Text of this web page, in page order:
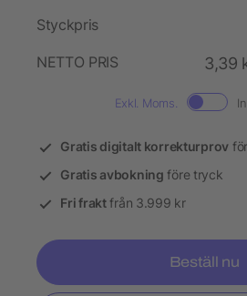
Styckpris
NETTO PRIS
3,39
Exkl. Moms.
Gratis digitalt korrekturprov
Gratis avbokning före tryck
Fri fraktfrån 3.999 kr
Beställ nu